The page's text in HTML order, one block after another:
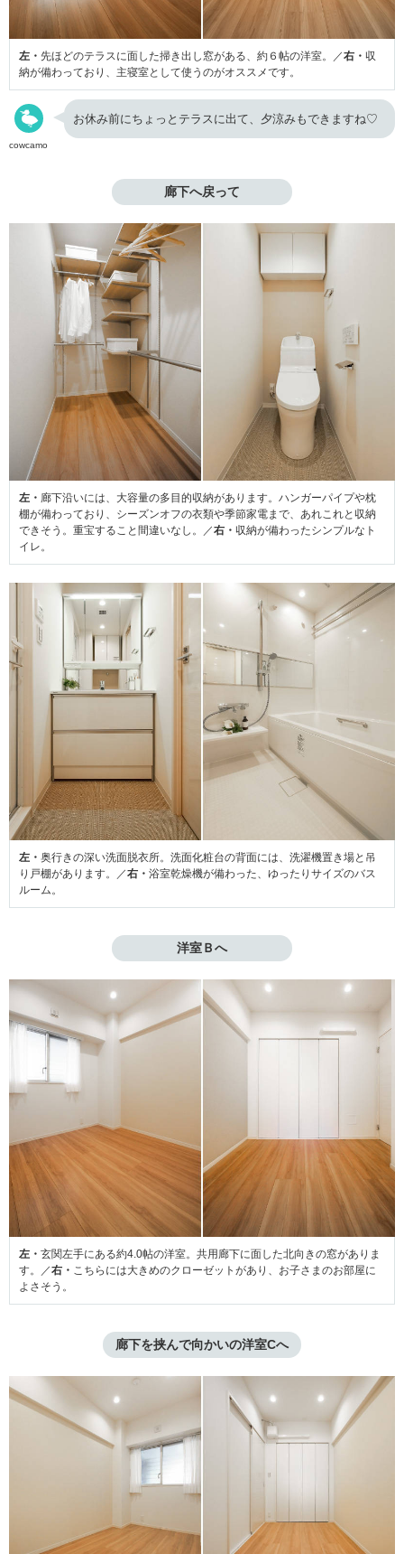
左・ 先ほどのテラスに面した掃き出し窓がある、約６帖の洋室。／右・ 収
納が備わっており、主寝室として使うのがオススメです。
cowcamo
お休み前にちょっとテラスに出て、夕涼みもできますね♡
廊下へ戻って
左・ 廊下沿いには、大容量の多目的収納があります。ハンガーパイプや枕
棚が備わっており、シーズンオフの衣類や季節家電まで、あれこれと収納
できそう。重宝すること間違いなし。／右・ 収納が備わったシンプルなト
イレ。
左・ 奥行きの深い洗面脱衣所。洗面化粧台の背面には、洗濯機置き場と吊
り戸棚があります。／右・ 浴室乾燥機が備わった、ゆったりサイズのバス
ルーム。
洋室Ｂへ
左・ 玄関左手にある約4.0帖の洋室。共用廊下に面した北向きの窓がありま
す。／右・ こちらには大きめのクローゼットがあり、お子さまのお部屋に
よさそう。
廊下を挟んで向かいの洋室Cへ